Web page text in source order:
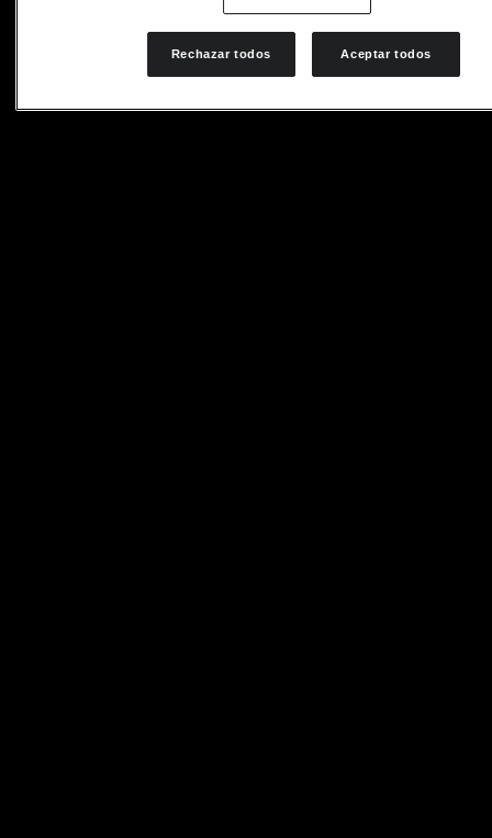
Rechazar todos Aceptar todos